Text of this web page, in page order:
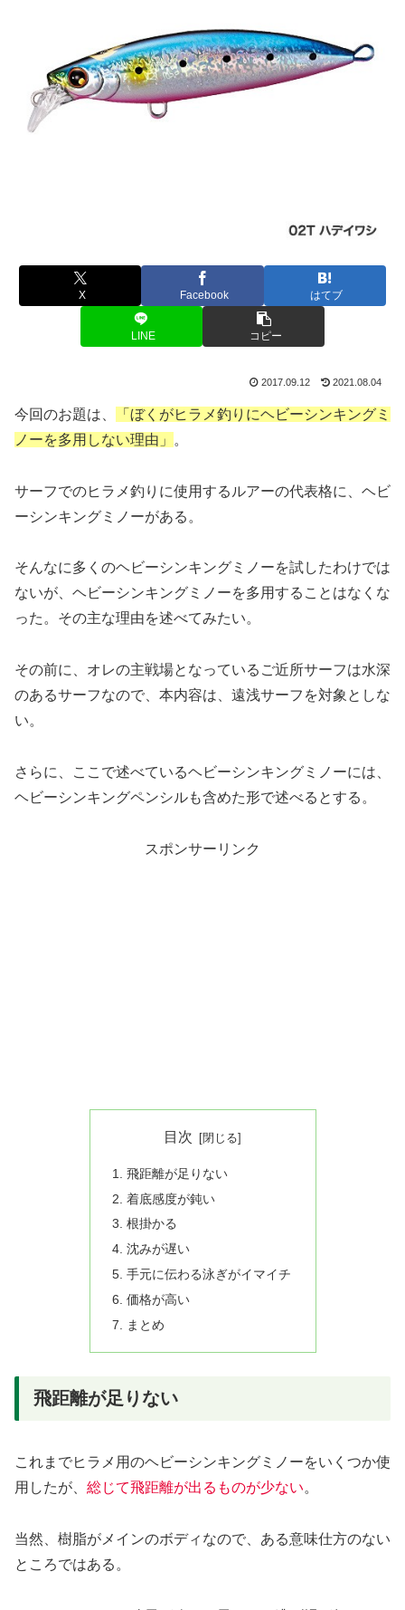
X Facebook はてブ
LINE コピー
2017.09.12 2021.08.04
今回のお題は、
「ぼくがヒラメ釣りにヘビーシンキングミ
ノーを多用しない理由」
。
サーフでのヒラメ釣りに使用するルアーの代表格に、ヘビ
ーシンキングミノーがある。
そんなに多くのヘビーシンキングミノーを試したわけでは
ないが、ヘビーシンキングミノーを多用することはなくな
った。その主な理由を述べてみたい。
その前に、オレの主戦場となっているご近所サーフは水深
のあるサーフなので、本内容は、遠浅サーフを対象としな
い。
さらに、ここで述べているヘビーシンキングミノーには、
ヘビーシンキングペンシルも含めた形で述べるとする。
スポンサーリンク
目次
飛距離が足りない
着底感度が鈍い
根掛かる
沈みが遅い
手元に伝わる泳ぎがイマイチ
価格が高い
まとめ
飛距離が足りない
これまでヒラメ用のヘビーシンキングミノーをいくつか使
用したが、 総じて飛距離が出るものが少ない。
当然、樹脂がメインのボディなので、ある意味仕方のない
ところではある。